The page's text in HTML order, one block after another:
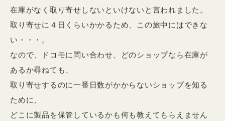
在庫がなく取り寄せしないといけないと言われました。
取り寄せに４日くらいかかるため、この旅中にはできな
い・・・。
なので、ドコモに問い合わせ、どのショップなら在庫が
あるか尋ねても、
取り寄せするのに一番日数がかからないショップを知る
ために、
どこに製品を保管しているかも何も教えてもらえません